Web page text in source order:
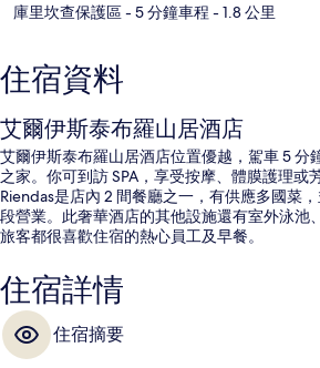
庫里坎查保護區- 5 分鐘車程 - 1.8 公里
住宿資料
艾爾伊斯泰布羅山居酒店
艾爾伊斯泰布羅山居酒店位置優越，駕車 5 分
之家。你可到訪 SPA，享受按摩、體膜護理或
Riendas是店內 2 間餐廳之一，有供應多國菜
段營業。此奢華酒店的其他設施還有室外泳池
旅客都很喜歡住宿的熱心員工及早餐。
住宿詳情
住宿摘要